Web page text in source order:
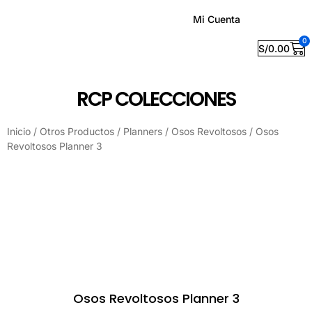
Mi Cuenta
S/0.00
0
RCP COLECCIONES
Inicio / Otros Productos / Planners / Osos Revoltosos / Osos
Revoltosos Planner 3
Osos Revoltosos Planner 3